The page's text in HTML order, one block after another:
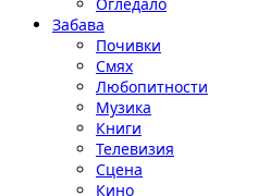
Забава
Почивки
Смях
Любопитности
Музика
Книги
Телевизия
Сцена
Кино